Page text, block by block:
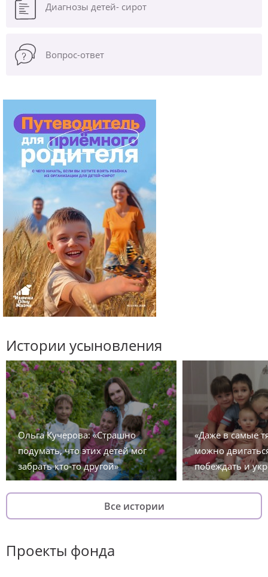
Диагнозы детей- сирот
Вопрос-ответ
Истории усыновления
Ольга Кучерова: «Страшно
подумать, что этих детей мог
забрать кто-то другой»
«Даже в самые
можно
побеждать и
Все истории
Проекты фонда